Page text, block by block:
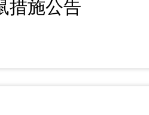
措施公告